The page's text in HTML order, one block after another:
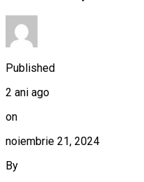
Published
2 ani ago
on
noiembrie 21, 2024
By